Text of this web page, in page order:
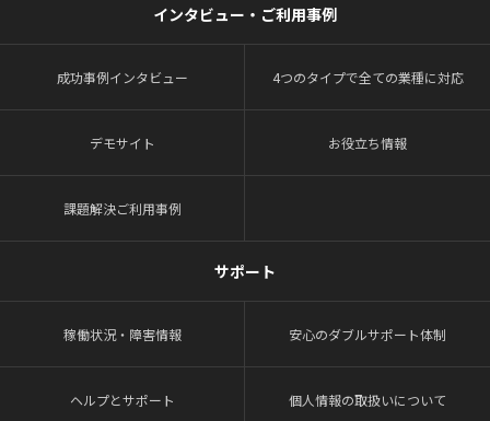
インタビュー・ご利用事例
成功事例インタビュー 4つのタイプで全ての業種に対応
デモサイト お役立ち情報
課題解決ご利用事例
サポート
稼働状況・障害情報 安心のダブルサポート体制
ヘルプとサポート 個人情報の取扱いについて